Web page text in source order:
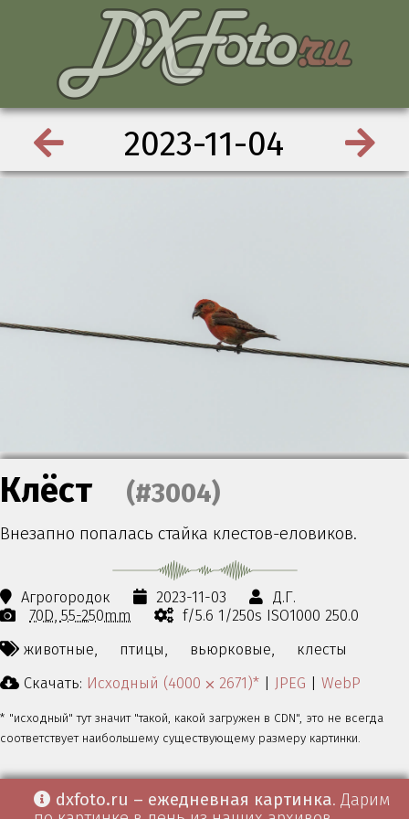
2023-11-04
Клёст (#3004)
Внезапно попалась стайка клестов-еловиков.
Агрогородок 2023-11-03
Д.Г.
70D 55-250mm
f/5.6 1/250s ISO1000 250.0
животные,
птицы, вьюрковые,
клесты
Скачать: Исходный (4000 ⨉ 2671)* | JPEG | WebP
* "исходный" тут значит "такой, какой загружен в CDN", это не всегда
соответствует наибольшему существующему размеру картинки.
dxfoto.ru – ежедневная картинка. Дарим